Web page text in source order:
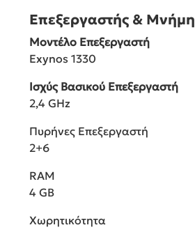
Επεξεργαστής & Μνήμη
Μοντέλο Επεξεργαστή
Exynos 1330
Ισχύς Βασικού Επεξεργαστή
2,4 GHz
Πυρήνες Επεξεργαστή
2+6
RAM
4 GB
Χωρητικότητα